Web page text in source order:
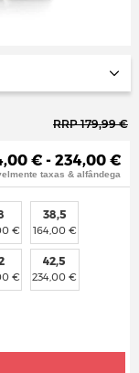
RRP 179,99 €
€ - 234,00 €
taxas & alfândega
€
38,5
164,00 €
€
42,5
234,00 €